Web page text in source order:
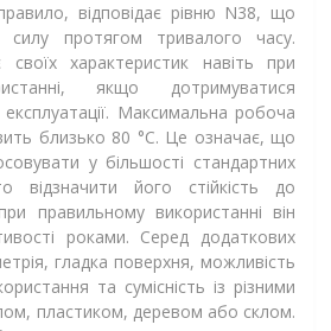
відповідає рівню N38, що
силу протягом тривалого часу.
характеристик навіть при
якщо дотримуватися
Максимальна робоча
близько 80 °C. Це означає, що
у більшості стандартних
відзначити його стійкість до
правильному використанні він
роками. Серед додаткових
гладка поверхня, можливість
та сумісність із різними
пластиком, деревом або склом.